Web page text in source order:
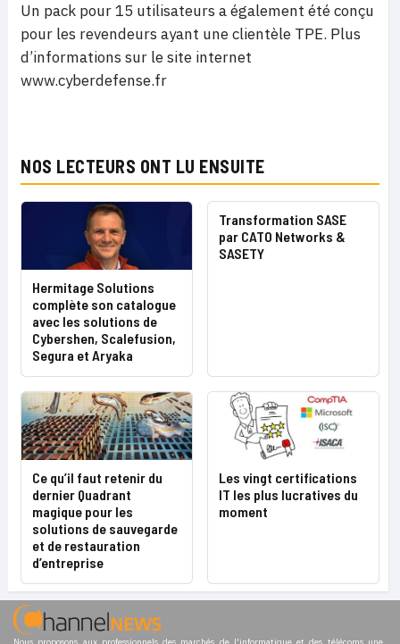
Un pack pour 15 utilisateurs a également été conçu
pour les revendeurs ayant une clientèle TPE. Plus
d’informations sur le site internet
www.cyberdefense.fr
NOS LECTEURS ONT LU ENSUITE
Hermitage Solutions
complète son catalogue
avec les solutions de
Cybershen, Scalefusion,
Segura et Aryaka
Transformation SASE
par CATO Networks &
SASETY
Ce qu’il faut retenir du
dernier Quadrant
magique pour les
solutions de sauvegarde
et de restauration
d’entreprise
Les vingt certifications
IT les plus lucratives du
moment